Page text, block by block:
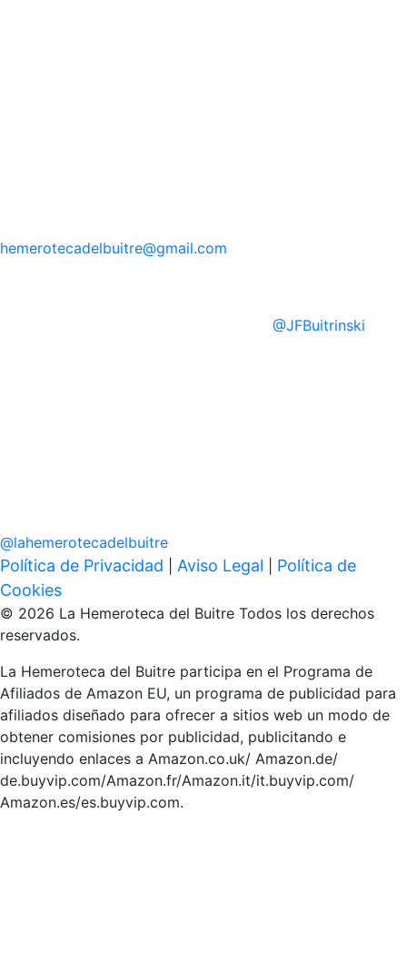
hemerotecadelbuitre@gmail.com
@JFBuitrinski
@lahemerotecadelbuitre
Política de Privacidad Aviso Legal
Política de
Cookies
© 2026 La Hemeroteca del Buitre Todos los derechos
reservados.
La Hemeroteca del Buitre participa en el Programa de
Afiliados de Amazon EU, un programa de publicidad para
afiliados diseñado para ofrecer a sitios web un modo de
obtener comisiones por publicidad, publicitando e
incluyendo enlaces a Amazon.co.uk/ Amazon.de/
de.buyvip.com/Amazon.fr/Amazon.it/it.buyvip.com/
Amazon.es/es.buyvip.com.